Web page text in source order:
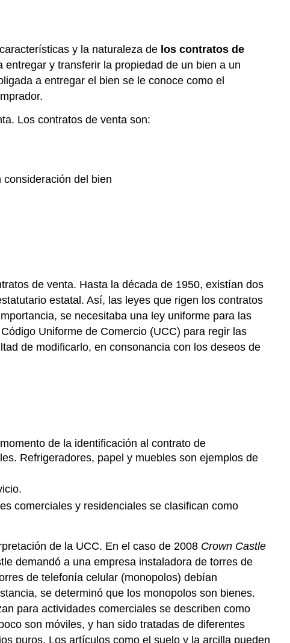
y la naturaleza de los contratos de
y transferir la propiedad de un bien a un
a entregar el bien se le conoce como el
Los contratos de venta son:
del bien
de venta. Hasta la década de 1950, existían dos
estatal. Así, las leyes que rigen los contratos
se necesitaba una ley uniforme para las
Uniforme de Comercio (UCC) para regir las
de modificarlo, en consonancia con los deseos de
de la identificación al contrato de
Refrigeradores, papel y muebles son ejemplos de
comerciales y residenciales se clasifican como
de la UCC. En el caso de 2008 Crown Castle
demandó a una empresa instaladora de torres de
de telefonía celular (monopolos) debían
se determinó que los monopolos son bienes.
para actividades comerciales se describen como
son móviles, y han sido tratadas de diferentes
puros. Los artículos como el suelo y la arcilla pueden